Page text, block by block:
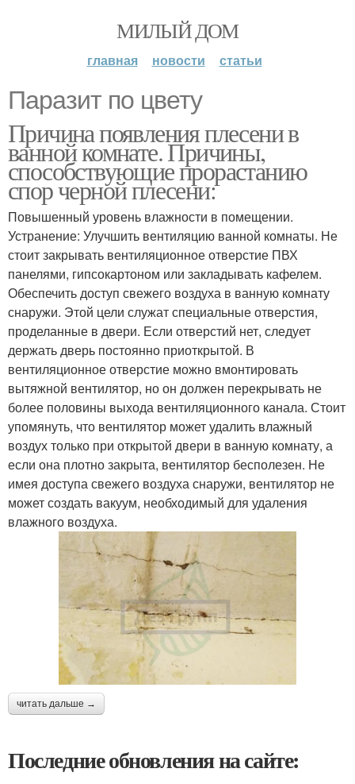
МИЛЫЙ ДОМ
главная новости статьи
Паразит по цвету
Причина появления плесени в
ванной комнате. Причины,
способствующие прорастанию
спор черной плесени:
Повышенный уровень влажности в помещении.
Устранение: Улучшить вентиляцию ванной комнаты. Не
стоит закрывать вентиляционное отверстие ПВХ
панелями, гипсокартоном или закладывать кафелем.
Обеспечить доступ свежего воздуха в ванную комнату
снаружи. Этой цели служат специальные отверстия,
проделанные в двери. Если отверстий нет, следует
держать дверь постоянно приоткрытой. В
вентиляционное отверстие можно вмонтировать
вытяжной вентилятор, но он должен перекрывать не
более половины выхода вентиляционного канала. Стоит
упомянуть, что вентилятор может удалить влажный
воздух только при открытой двери в ванную комнату, а
если она плотно закрыта, вентилятор бесполезен. Не
имея доступа свежего воздуха снаружи, вентилятор не
может создать вакуум, необходимый для удаления
влажного воздуха.
читать дальше →
Последние обновления на сайте: